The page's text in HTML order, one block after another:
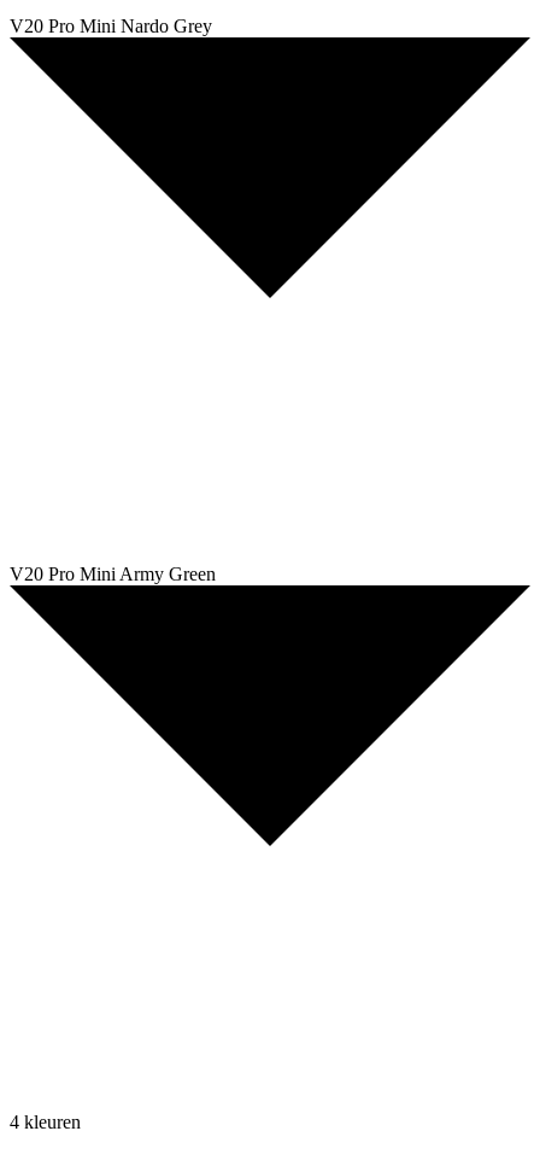
V20 Pro Mini Nardo Grey
V20 Pro Mini Army Green
4 kleuren